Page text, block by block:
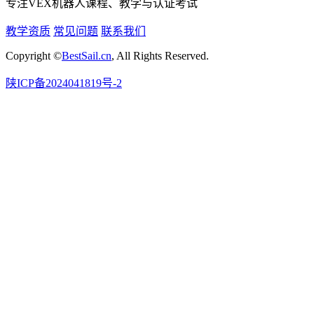
专注VEX机器人课程、教学与认证考试
教学资质 常见问题 联系我们
Copyright ©BestSail.cn, All Rights Reserved.
陕ICP备2024041819号-2